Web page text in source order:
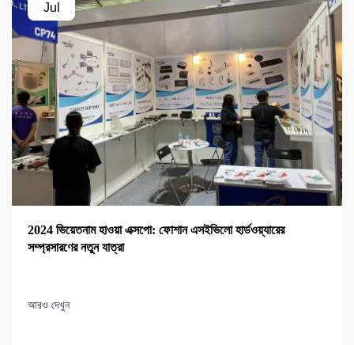
Jul
2024 ভিয়েতনাম হাওয়া এক্সপো: ফোশান এসইভিলো হার্ডওয়্যারের
সম্প্রসারণের নতুন যাত্রা
আরও দেখুন